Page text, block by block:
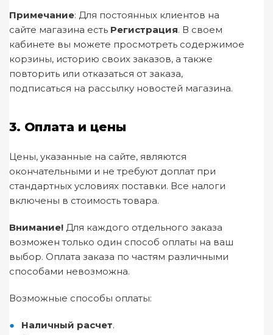
Примечание: Для постоянных клиентов на
сайте магазина есть Регистрация. В своем
кабинете вы можете просмотреть содержимое
корзины, историю своих заказов, а также
повторить или отказаться от заказа,
подписаться на рассылку новостей магазина.
3. Оплата и цены
Цены, указанные на сайте, являются
окончательными и не требуют доплат при
стандартных условиях поставки. Все налоги
включены в стоимость товара.
Внимание! Для каждого отдельного заказа
возможен только один способ оплаты на ваш
выбор. Оплата заказа по частям различными
способами невозможна.
Возможные способы оплаты:
Наличный расчет.